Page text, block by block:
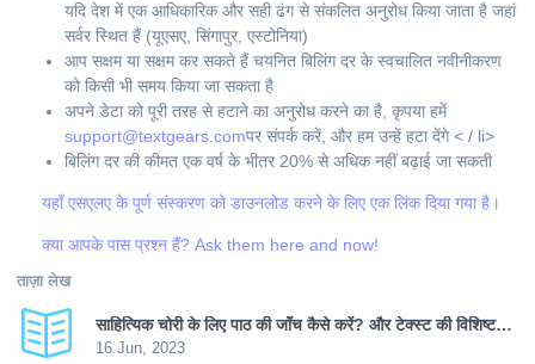
यदि देश में एक आधिकारिक और सही ढंग से संकलित अनुरोध किया जाता है जहां
सर्वर स्थित हैं (यूएसए, सिंगापुर, एस्टोनिया)
आप सक्षम या सक्षम कर सकते हैं चयनित बिलिंग दर के स्वचालित नवीनीकरण
को किसी भी समय किया जा सकता है
अपने डेटा को पूरी तरह से हटाने का अनुरोध करने का है, कृपया हमें
support@textgears.comपर संपर्क करें, और हम उन्हें हटा देंगे < / li>
बिलिंग दर की कीमत एक वर्ष के भीतर 20% से अधिक नहीं बढ़ाई जा सकती
यहाँ एसएलए के पूर्ण संस्करण को डाउनलोड करने के लिए एक लिंक दिया गया है।
क्या आपके पास प्रश्न हैं? Ask them here and now!
ताज़ा लेख
साहित्यिक चोरी के लिए पाठ की जाँच कैसे करें? और टेक्स्ट की विशिष्टता कैसे बढ़ाई जाए?
16 Jun, 2023